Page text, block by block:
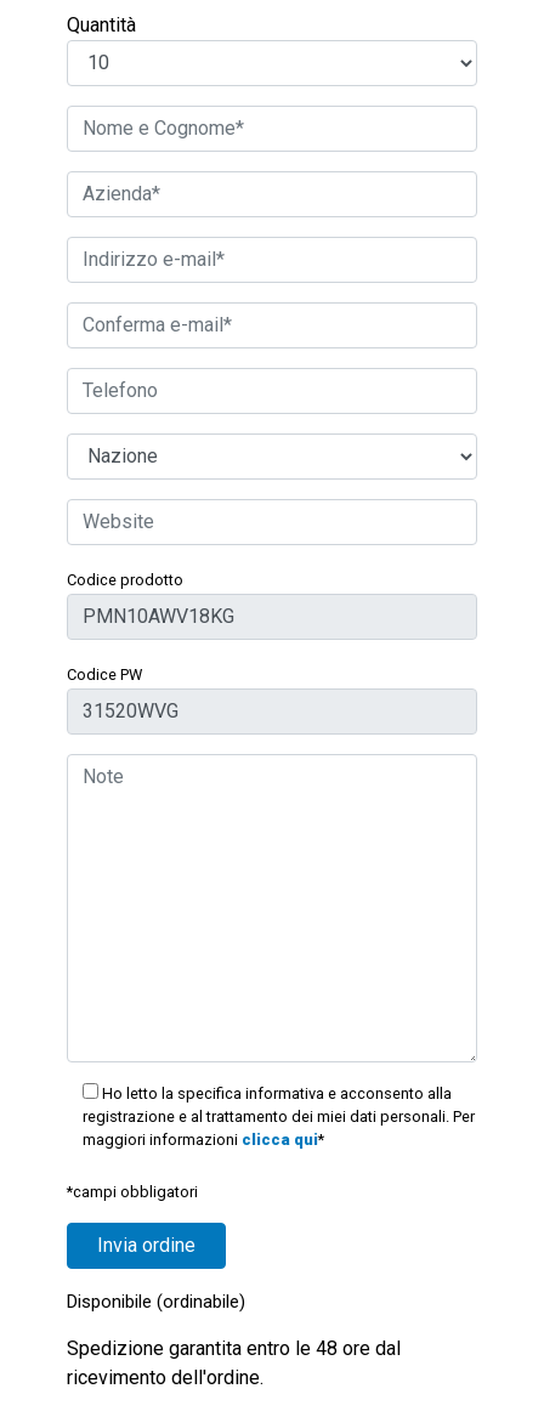
Quantità
Codice prodotto
Codice PW
Ho letto la specifica informativa e acconsento alla
registrazione e al trattamento dei miei dati personali. Per
maggiori informazioni clicca qui*
*campi obbligatori
Disponibile (ordinabile)
Spedizione garantita entro le 48 ore dal
ricevimento dell'ordine.